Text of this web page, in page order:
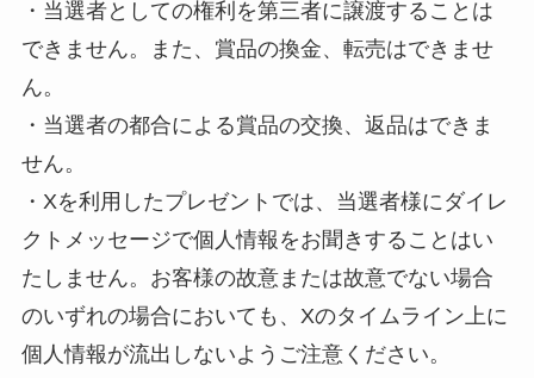
・当選者としての権利を第三者に譲渡することは
できません。また、賞品の換金、転売はできませ
ん。
・当選者の都合による賞品の交換、返品はできま
せん。
・Xを利用したプレゼントでは、当選者様にダイレ
クトメッセージで個人情報をお聞きすることはい
たしません。お客様の故意または故意でない場合
のいずれの場合においても、Xのタイムライン上に
個人情報が流出しないようご注意ください。